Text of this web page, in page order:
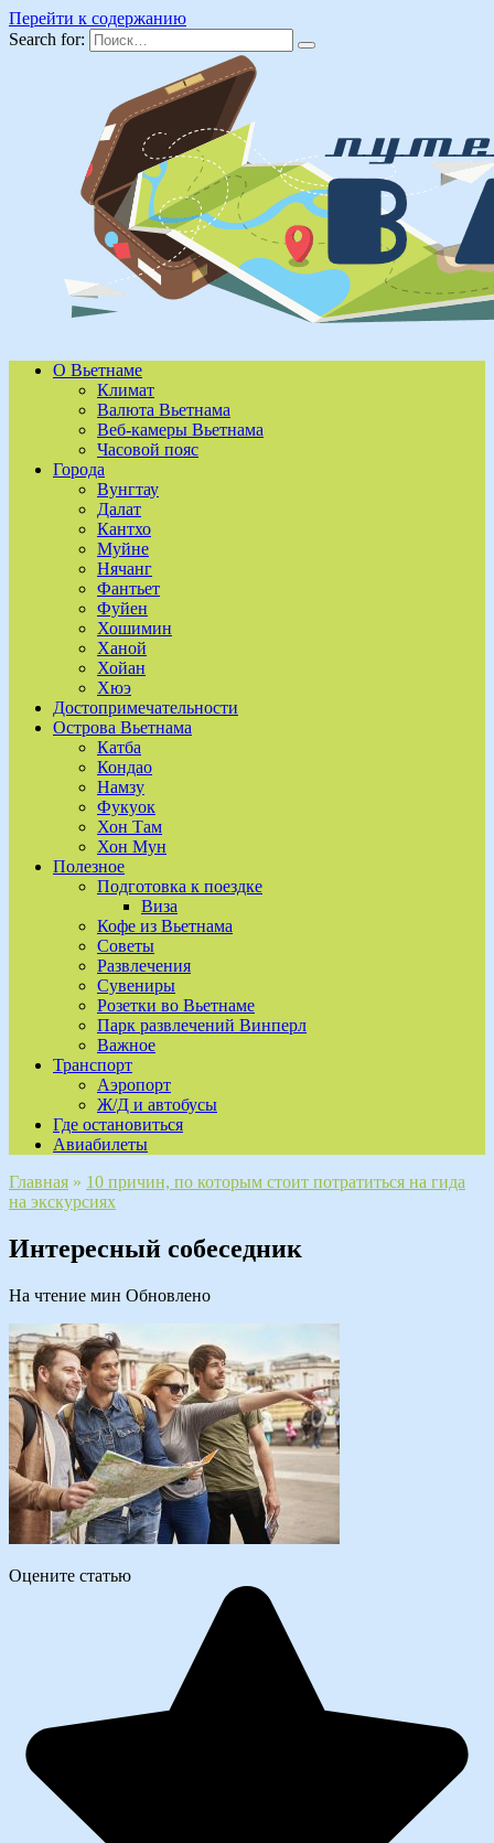
Перейти к содержанию
Search for:
О Вьетнаме
Климат
Валюта Вьетнама
Веб-камеры Вьетнама
Часовой пояс
Города
Вунгтау
Далат
Кантхо
Муйне
Нячанг
Фантьет
Фуйен
Хошимин
Ханой
Хойан
Хюэ
Достопримечательности
Острова Вьетнама
Катба
Кондао
Намзу
Фукуок
Хон Там
Хон Мун
Полезное
Подготовка к поездке
Виза
Кофе из Вьетнама
Советы
Развлечения
Сувениры
Розетки во Вьетнаме
Парк развлечений Винперл
Важное
Транспорт
Аэропорт
Ж/Д и автобусы
Где остановиться
Авиабилеты
Главная » 10 причин, по которым стоит потратиться на гида
на экскурсиях
Интересный собеседник
На чтение мин Обновлено
Оцените статью